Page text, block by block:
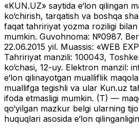
«KUN.UZ» saytida e‘lon qilingan
ko‘chirish, tarqatish va boshqa
faqat tahririyat yozma roziligi
mumkin. Guvohnoma: №0987.
22.06.2015 yil. Muassis: «WEB
Tahririyat manzili: 100043,
ko‘chasi, 12-uy. Elektron manzil:
e‘lon qilinayotgan mualliflik
muallifga tegishli va ular Kun.uz
ifoda etmasligi mumkin. (T) —
qo‘yilgan mazkur belgi ularning
huquqlari asosida e‘lon